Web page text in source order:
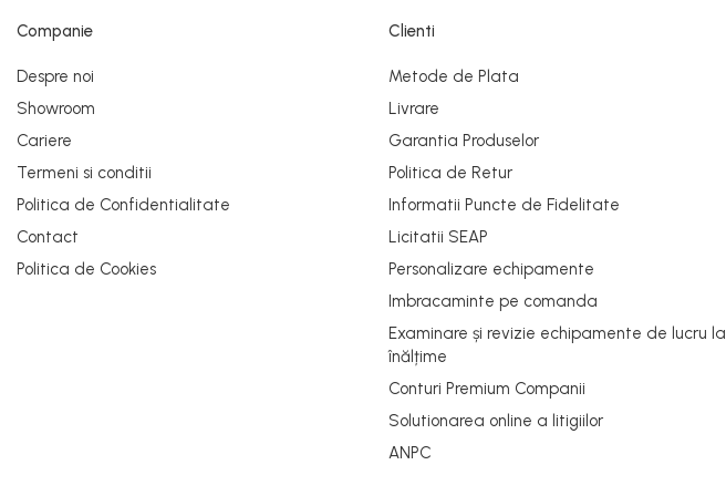
Saboți și papuci
Saboți și papuci de uz general
Saboți de lucru O1
Sandale de protecție SB
Companie
Despre noi
Showroom
Cariere
Termeni si conditii
Politica de Confidentialitate
Contact
Politica de Cookies
Clienti
Metode de Plata
Livrare
Garantia Produselor
Politica de Retur
Informatii Puncte de Fidelitate
Licitatii SEAP
Personalizare echipamente
Imbracaminte pe comanda
Examinare și revizie echipamente de lucru la
înălțime
Conturi Premium Companii
Solutionarea online a litigiilor
ANPC